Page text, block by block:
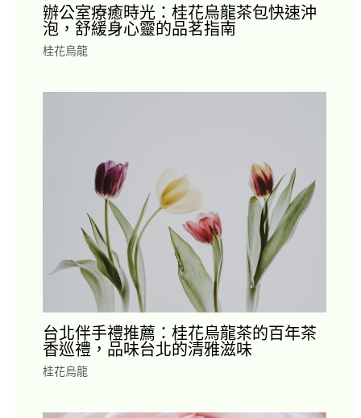
辦公室療癒時光：桂花烏龍茶包快速沖
泡，舒緩身心靈的品茗指南
桂花烏龍
台北伴手禮推薦：桂花烏龍茶的百年茶
香巡禮，品味台北的清雅滋味
桂花烏龍